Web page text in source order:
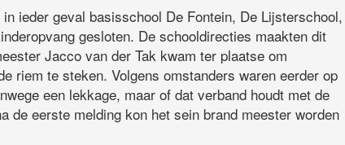
ieder geval basisschool De Fontein, De Lijsterschool,
gesloten. De schooldirecties maakten dit
Jacco van der Tak kwam ter plaatse om
riem te steken. Volgens omstanders waren eerder op
een lekkage, maar of dat verband houdt met de
de eerste melding kon het sein brand meester worden